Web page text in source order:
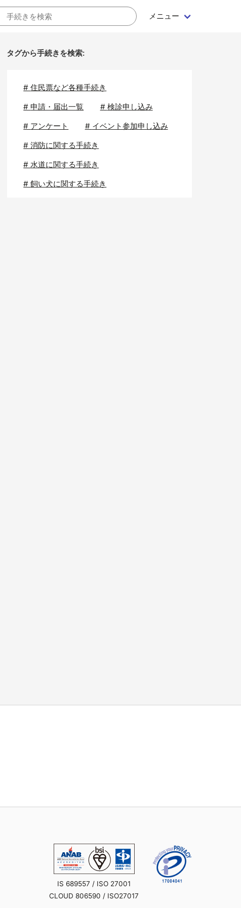
メニュー
タグから手続きを検索:
#住民票など各種手続き
# 申請・届出一覧 # 検診申し込み
# アンケート # イベント参加申し込み
#消防に関する手続き
#水道に関する手続き
#飼い犬に関する手続き
IS 689557 / ISO 27001
CLOUD 806590 / ISO27017